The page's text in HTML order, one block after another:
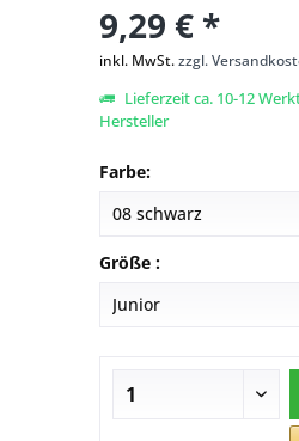
9,29 € *
inkl. MwSt.zzgl.
Lieferzeit ca. 10-12
Hersteller
Farbe:
Größe :